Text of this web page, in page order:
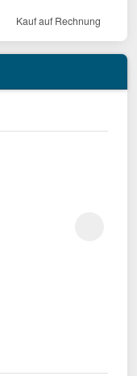
Kauf auf Rechnung